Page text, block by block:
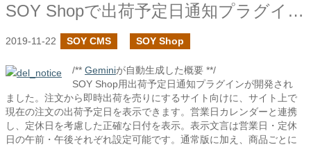
SOY Shopで出荷予定日通知プラグインを作成しました
2019-11-22 SOY CMS SOY Shop
/** Geminiが自動生成した概要 **/
SOY Shop用出荷予定日通知プラグインが開発され
ました。注文から即時出荷を売りにするサイト向けに、サイト上で
現在の注文の出荷予定日を表示できます。営業日カレンダーと連携
し、定休日を考慮した正確な日付を表示。表示文言は営業日・定休
日の午前・午後それぞれ設定可能です。通常版に加え、商品ごとに